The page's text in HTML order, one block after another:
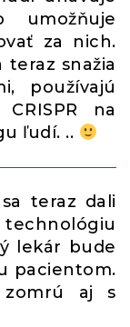
umožňuje
za nich.
teraz snažia
používajú
na
ľudí. ..
teraz dali
lekár bude
pacientom.
zomrú aj s